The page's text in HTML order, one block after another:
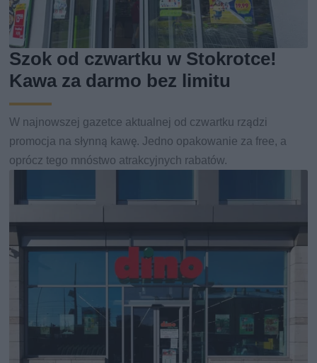
Szok od czwartku w Stokrotce!
Kawa za darmo bez limitu
W najnowszej gazetce aktualnej od czwartku rządzi
promocja na słynną kawę. Jedno opakowanie za free, a
oprócz tego mnóstwo atrakcyjnych rabatów.